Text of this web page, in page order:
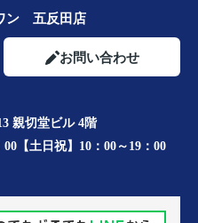
ン 五反田店
お問い合わせ
親切堂ビル 4階
00【土日祝】10：00～19：00